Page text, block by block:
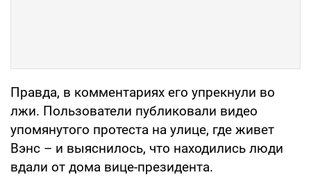
Правда, в комментариях его упрекнули во
лжи. Пользователи публиковали видео
упомянутого протеста на улице, где живет
Вэнс – и выяснилось, что находились люди
вдали от дома вице-президента.